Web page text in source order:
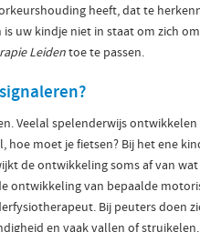
heeft, dat te
is uw kindje niet in staat om zich
Leidentoe te passen.
Veelal spelenderwijs
hoe moet je fietsen? Bij het ene
de ontwikkeling soms af van
ontwikkeling van bepaalde
Bij peuters doen
en vaak vallen of